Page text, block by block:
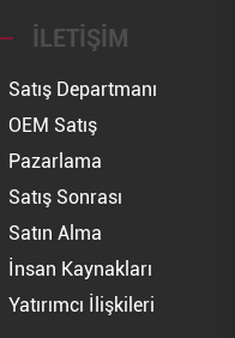
İLETIŞIM
Satış Departmanı
OEM Satış
Pazarlama
Satış Sonrası
Satın Alma
İnsan Kaynakları
Yatırımcı İlişkileri